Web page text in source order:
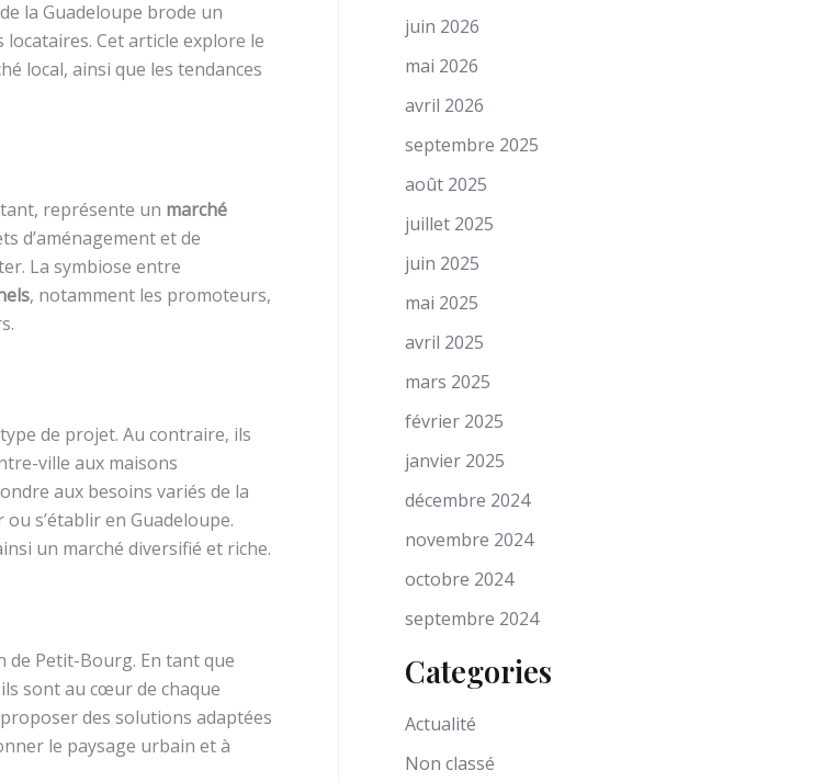
la Guadeloupe brode un
Cet article explore le
local, ainsi que les tendances
représente un marché
d’aménagement et de
La symbiose entre
, notamment les promoteurs,
de projet. Au contraire, ils
ville aux maisons
aux besoins variés de la
s’établir en Guadeloupe.
un marché diversifié et riche.
de Petit-Bourg. En tant que
sont au cœur de chaque
des solutions adaptées
le paysage urbain et à
juin 2026
mai 2026
avril 2026
septembre 2025
août 2025
juillet 2025
juin 2025
mai 2025
avril 2025
mars 2025
février 2025
janvier 2025
décembre 2024
novembre 2024
octobre 2024
septembre 2024
Categories
Actualité
Non classé